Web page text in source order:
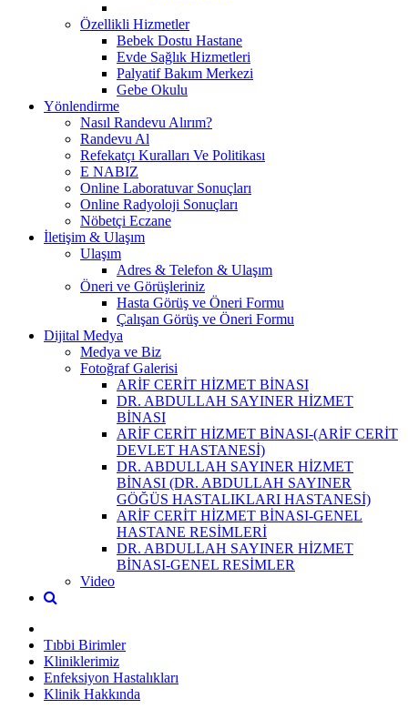
Özellikli Hizmetler
Bebek Dostu Hastane
Evde Sağlık Hizmetleri
Palyatif Bakım Merkezi
Gebe Okulu
Yönlendirme
Nasıl Randevu Alırım?
Randevu Al
Refekatçı Kuralları Ve Politikası
E NABIZ
Online Laboratuvar Sonuçları
Online Radyoloji Sonuçları
Nöbetçi Eczane
İletişim & Ulaşım
Ulaşım
Adres & Telefon & Ulaşım
Öneri ve Görüşleriniz
Hasta Görüş ve Öneri Formu
Çalışan Görüş ve Öneri Formu
Dijital Medya
Medya ve Biz
Fotoğraf Galerisi
ARİF CERİT HİZMET BİNASI
DR. ABDULLAH SAYINER HİZMET
BİNASI
ARİF CERİT HİZMET BİNASI-(ARİF CERİT
DEVLET HASTANESİ)
DR. ABDULLAH SAYINER HİZMET
BİNASI (DR. ABDULLAH SAYINER
GÖĞÜS HASTALIKLARI HASTANESİ)
ARİF CERİT HİZMET BİNASI-GENEL
HASTANE RESİMLERİ
DR. ABDULLAH SAYINER HİZMET
BİNASI-GENEL RESİMLER
Video
Tıbbi Birimler
Kliniklerimiz
Enfeksiyon Hastalıkları
Klinik Hakkında